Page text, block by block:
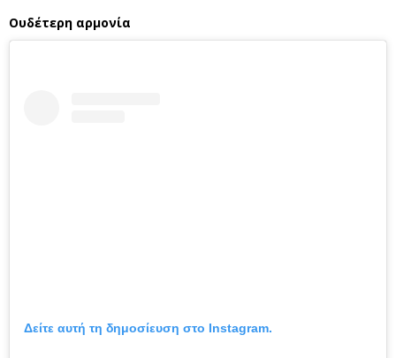
Ουδέτερη αρμονία
Δείτε αυτή τη δημοσίευση στο Instagram.